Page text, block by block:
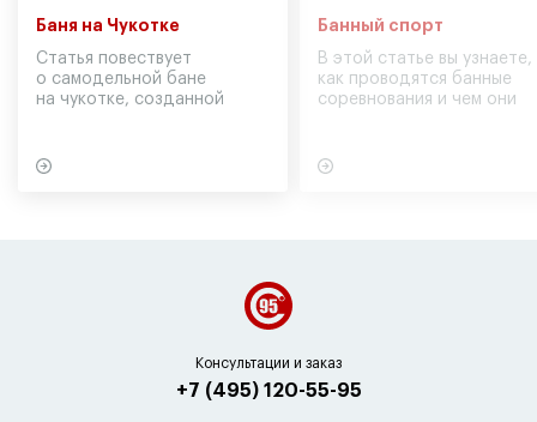
Баня на Чукотке
Статья повествует
о самодельной бане
на чукотке, созданной
Банный спорт
В этой статье вы узнаете,
как проводятся банные
соревнования и чем они
Консультации и заказ
+7 (495) 120-55-95